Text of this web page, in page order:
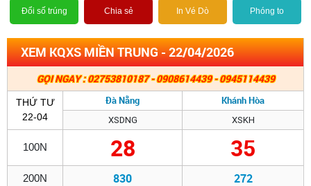
Đổi số trúng Chia sẻ In Vé Dò Phóng to
XEM KQXS MIỀN TRUNG - 22/04/2026
GỌI NGAY : 02753810187 - 0908614439 - 0945114439
THỨ TƯ
22-04
Đà Nẵng Khánh Hòa
XSDNG XSKH
100N 28 35
200N 830 272